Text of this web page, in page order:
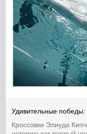
Удивительные победы:
Кроссовки Элиуда